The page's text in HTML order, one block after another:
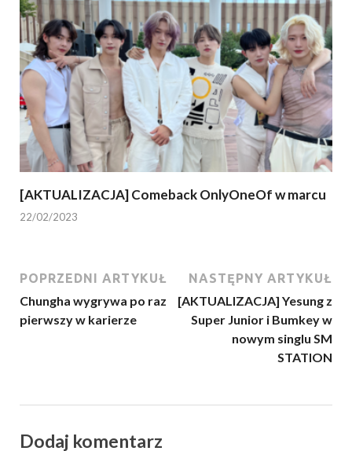
[AKTUALIZACJA] Comeback OnlyOneOf w marcu
22/02/2023
POPRZEDNI ARTYKUŁ
Chungha wygrywa po raz
pierwszy w karierze
NASTĘPNY ARTYKUŁ
[AKTUALIZACJA] Yesung z
Super Junior i Bumkey w
nowym singlu SM
STATION
Dodaj komentarz